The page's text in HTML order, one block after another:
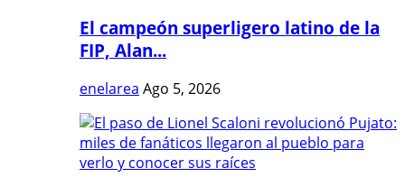
El campeón superligero latino de la
FIP, Alan...
enelarea Ago 5, 2026